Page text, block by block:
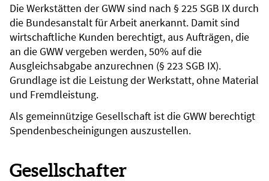
Die Werkstätten der GWW sind nach § 225 SGB IX durch
die Bundesanstalt für Arbeit anerkannt. Damit sind
wirtschaftliche Kunden berechtigt, aus Aufträgen, die
an die GWW vergeben werden, 50% auf die
Ausgleichsabgabe anzurechnen (§ 223 SGB IX).
Grundlage ist die Leistung der Werkstatt, ohne Material
und Fremdleistung.
Als gemeinnützige Gesellschaft ist die GWW berechtigt
Spendenbescheinigungen auszustellen.
Gesellschafter